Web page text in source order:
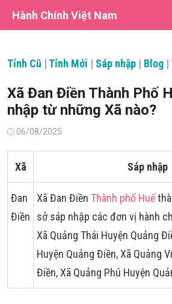
Hành Chính Việt Nam
Tỉnh Cũ | Tỉnh Mới | Sáp nhập | Blog |
Xã Đan Điền Thành Phố
nhập từ những Xã nào?
Đăng06/08/2025
Xã Sáp nhập
Đan
Điền
Xã Đan Điền Thành phố Huế
sở sáp nhập các đơn vị hành
Xã Quảng Thái Huyện Quảng
Huyện Quảng Điền, Xã Quảng
Điền, Xã Quảng Phú Huyện